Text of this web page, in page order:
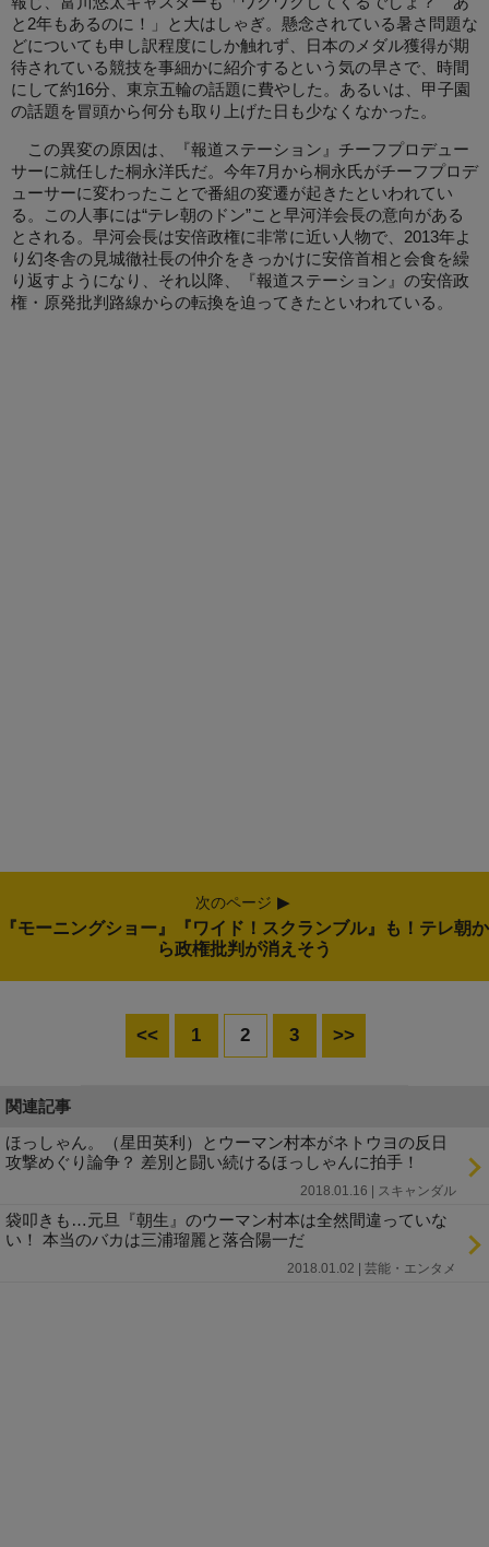
と2年もあるのに！」と大はしゃぎ。懸念されている暑さ問題な
どについても申し訳程度にしか触れず、日本のメダル獲得が期
待されている競技を事細かに紹介するという気の早さで、時間
にして約16分、東京五輪の話題に費やした。あるいは、甲子園
の話題を冒頭から何分も取り上げた日も少なくなかった。
この異変の原因は、『報道ステーション』チーフプロデュー
サーに就任した桐永洋氏だ。今年7月から桐永氏がチーフプロデ
ューサーに変わったことで番組の変遷が起きたといわれてい
る。この人事には“テレ朝のドン”こと早河洋会長の意向がある
とされる。早河会長は安倍政権に非常に近い人物で、2013年よ
り幻冬舎の見城徹社長の仲介をきっかけに安倍首相と会食を繰
り返すようになり、それ以降、『報道ステーション』の安倍政
権・原発批判路線からの転換を迫ってきたといわれている。
次のページ
『モーニングショー』『ワイド！スクランブル』も！テレ朝か
ら政権批判が消えそう
<< 1 2 3 >>
関連記事
ほっしゃん。（星田英利）とウーマン村本がネトウヨの反日
攻撃めぐり論争？ 差別と闘い続けるほっしゃんに拍手！
2018.01.16 | スキャンダル
袋叩きも…元旦『朝生』のウーマン村本は全然間違っていな
い！ 本当のバカは三浦瑠麗と落合陽一だ
2018.01.02 | 芸能・エンタメ